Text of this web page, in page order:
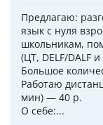
Предлагаю:
язык с нуля
школьникам,
(ЦТ, DELF/DALF
Большое
Работаю
мин) — 40 р.
О себе:...